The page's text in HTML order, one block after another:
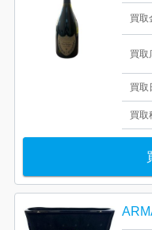
買取
買取
買取
買取